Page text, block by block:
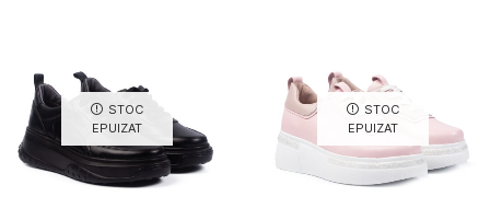
STOC
EPUIZAT
STOC
EPUIZAT